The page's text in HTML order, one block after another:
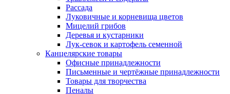
Рассада
Луковичные и корневища цветов
Мицелий грибов
Деревья и кустарники
Лук-севок и картофель семенной
Канцелярские товары
Офисные принадлежности
Письменные и чертёжные принадлежности
Товары для творчества
Пеналы